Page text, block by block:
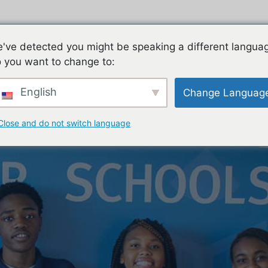
detected you might be speaking a different
you want to change to:
English Change
and do not switch language